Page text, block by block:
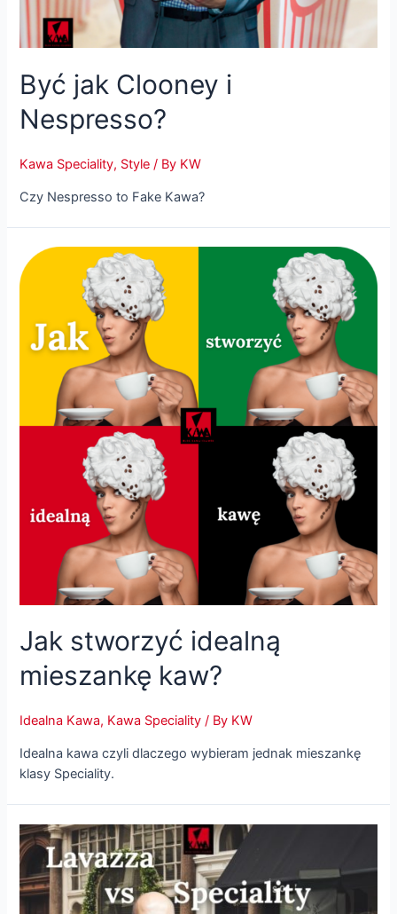
Być jak Clooney i
Nespresso?
Kawa Speciality, Style / By KW
Czy Nespresso to Fake Kawa?
Jak stworzyć idealną
mieszankę kaw?
Idealna Kawa, Kawa Speciality / By KW
Idealna kawa czyli dlaczego wybieram jednak mieszankę
klasy Speciality.